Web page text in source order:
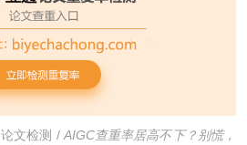
论文检测 /AIGC查重率居高不下？别慌，